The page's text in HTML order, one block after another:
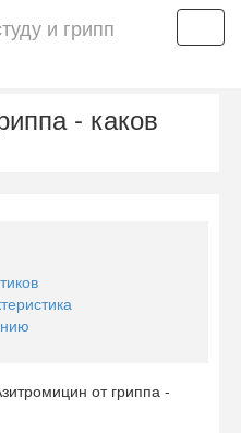
- каков